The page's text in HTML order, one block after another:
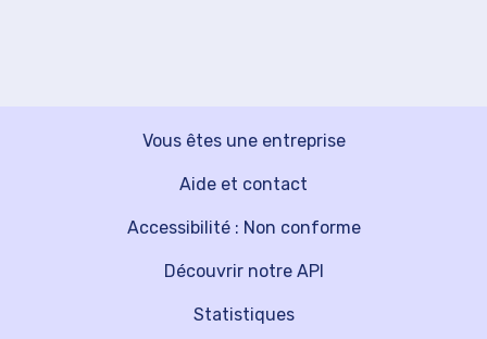
Vous êtes une entreprise
Découvrir notre API
Aide et contact
Statistiques
Accessibilité : Non conforme